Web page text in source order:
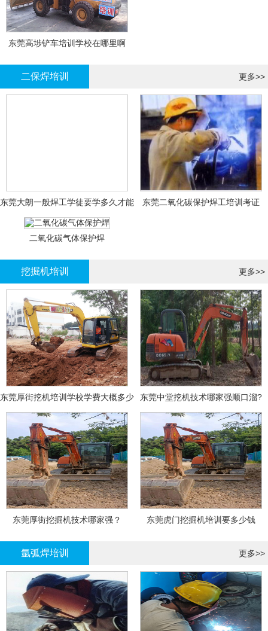
东莞高埗铲车培训学校在哪里啊
二保焊培训 更多>>
东莞大朗一般焊工学徒要学多久才能
拿证？
东莞二氧化碳保护焊工培训考证
二氧化碳气体保护焊
挖掘机培训 更多>>
东莞厚街挖机培训学校学费大概多少 东莞中堂挖机技术哪家强顺口溜?
东莞厚街挖掘机技术哪家强？ 东莞虎门挖掘机培训要多少钱
氩弧焊培训 更多>>